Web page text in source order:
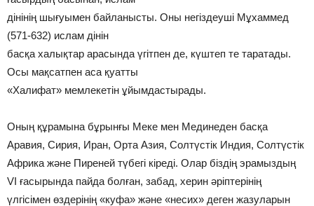
дінінің шығуымен байланысты. Оны негіздеуші Мұхаммед
(571-632) ислам дінін
басқа халықтар арасында үгітпен де, күштеп те таратады.
Осы мақсатпен аса қуатты
«Халифат» мемлекетін ұйымдастырады.
Оның құрамына бұрынғы Меке мен Мединеден басқа
Аравия, Сирия, Иран, Орта Азия, Солтүстік Индия, Солтүстік
Африка және Пиреней түбегі кіреді. Олар біздің эрамыздың
VI ғасырында пайда болған, забад, херин әріптерінің
үлгісімен өздерінің «куфа» және «несих» деген жазуларын